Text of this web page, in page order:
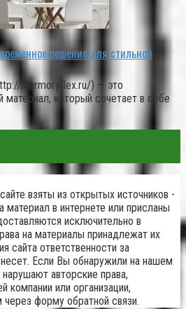
решение для стильной
marmoryflex.ru/) — это
материал, который сочетает в себе
взяты из открытых источников -
в интернете или присланы
исключительно в
на материалы принадлежат их
сайта ответственности за
Если Вы обнаружили на нашем
авторские права,
или организации,
форму обратной связи.